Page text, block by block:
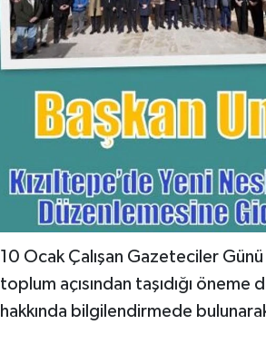
10 Ocak Çalışan Gazeteciler
toplum açısından taşıdığı
hakkında bilgilendirmede